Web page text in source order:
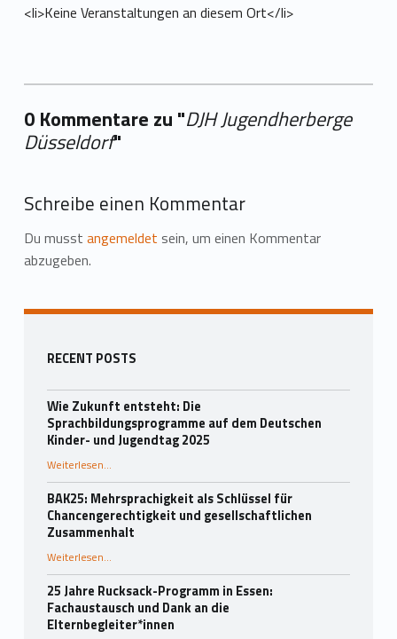
<li>Keine Veranstaltungen an diesem Ort</li>
0 Kommentare zu "DJH Jugendherberge
Düsseldorf"
Schreibe einen Kommentar
Du musst angemeldet sein, um einen Kommentar
abzugeben.
Zurück zur Hauptnavigation springen
Seitenleiste
RECENT POSTS
Wie Zukunft entsteht: Die
Sprachbildungsprogramme auf dem Deutschen
Kinder- und Jugendtag 2025
Weiterlesen“Wie Zukunft entsteht: Die Sprachbildungsprogramme auf dem Deutschen Kinder- und Jugendtag 2025”
…
BAK25: Mehrsprachigkeit als Schlüssel für
Chancengerechtigkeit und gesellschaftlichen
Zusammenhalt
Weiterlesen“BAK25: Mehrsprachigkeit als Schlüssel für Chancengerechtigkeit und gesellschaftlichen Zusammenhalt”
…
25 Jahre Rucksack-Programm in Essen:
Fachaustausch und Dank an die
Elternbegleiter*innen